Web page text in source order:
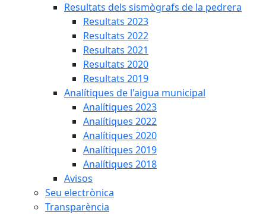
Resultats dels sismògrafs de la pedrera
Resultats 2023
Resultats 2022
Resultats 2021
Resultats 2020
Resultats 2019
Analítiques de l'aigua municipal
Analítiques 2023
Analítiques 2022
Analítiques 2020
Analítiques 2019
Analítiques 2018
Avisos
Seu electrònica
Transparència